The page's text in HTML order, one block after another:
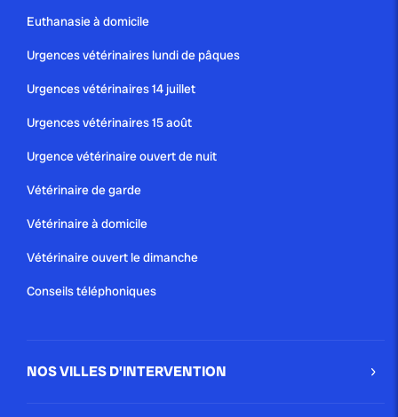
Euthanasie à domicile
Urgences vétérinaires lundi de pâques
Urgences vétérinaires 14 juillet
Urgences vétérinaires 15 août
Urgence vétérinaire ouvert de nuit
Vétérinaire de garde
Vétérinaire à domicile
Vétérinaire ouvert le dimanche
Conseils téléphoniques
NOS VILLES D'INTERVENTION